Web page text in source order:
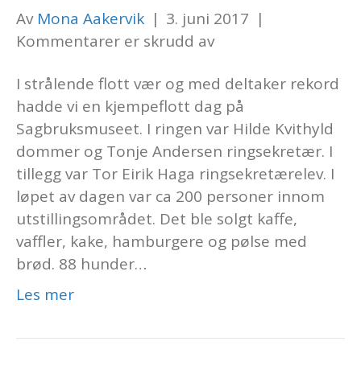
Av Mona Aakervik | 3. juni 2017 |
Kommentarer er skrudd avfor
2017
I strålende flott vær og med deltaker rekord
hadde vi en kjempeflott dag på
Sagbruksmuseet. I ringen var Hilde Kvithyld
dommer og Tonje Andersen ringsekretær. I
tillegg var Tor Eirik Haga ringsekretærelev. I
løpet av dagen var ca 200 personer innom
utstillingsområdet. Det ble solgt kaffe,
vaffler, kake, hamburgere og pølse med
brød. 88 hunder…
Les mer